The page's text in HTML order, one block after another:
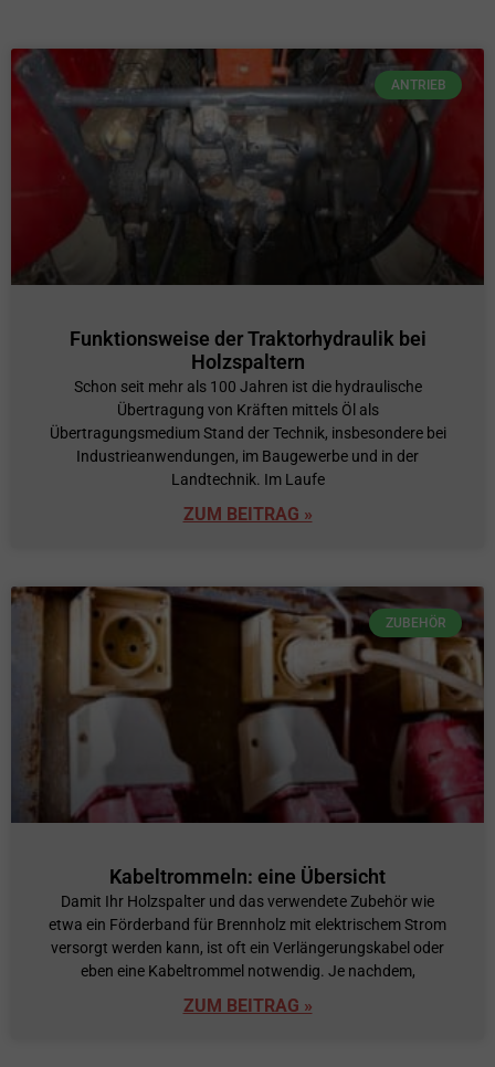
ANTRIEB
Funktionsweise der Traktorhydraulik bei
Holzspaltern
Schon seit mehr als 100 Jahren ist die hydraulische
Übertragung von Kräften mittels Öl als
Übertragungsmedium Stand der Technik, insbesondere bei
Industrieanwendungen, im Baugewerbe und in der
Landtechnik. Im Laufe
ZUM BEITRAG »
ZUBEHÖR
Kabeltrommeln: eine Übersicht
Damit Ihr Holzspalter und das verwendete Zubehör wie
etwa ein Förderband für Brennholz mit elektrischem Strom
versorgt werden kann, ist oft ein Verlängerungskabel oder
eben eine Kabeltrommel notwendig. Je nachdem,
ZUM BEITRAG »